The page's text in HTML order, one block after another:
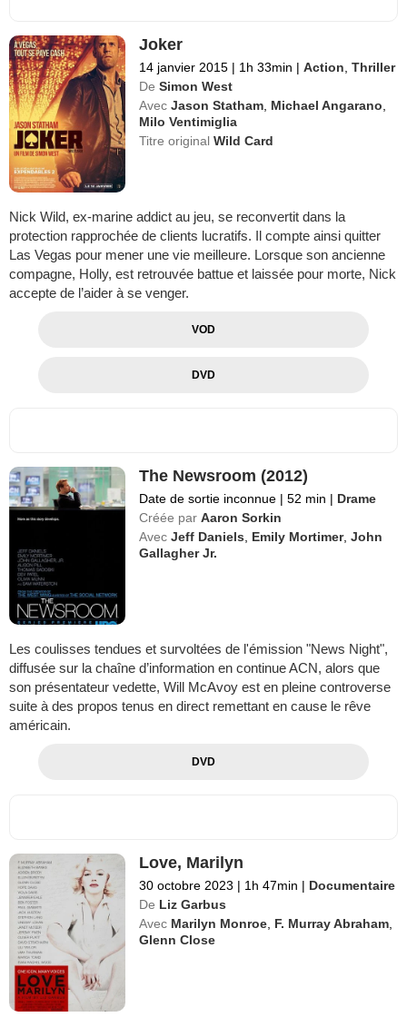
Joker
14 janvier 2015 | 1h 33min | Action ,Thriller
De Simon West
Avec Jason Statham Michael Angarano
Milo Ventimiglia
Titre originalWild Card
Nick Wild, ex-marine addict au jeu, se reconvertit dans la
protection rapprochée de clients lucratifs. Il compte ainsi quitter
Las Vegas pour mener une vie meilleure. Lorsque son ancienne
compagne, Holly, est retrouvée battue et laissée pour morte, Nick
accepte de l’aider à se venger.
VOD
DVD
The Newsroom (2012)
Date de sortie inconnue | 52 min | Drame
Créée par Aaron Sorkin
Avec Jeff Daniels, Emily Mortimer,John
Gallagher Jr.
Les coulisses tendues et survoltées de l'émission "News Night",
diffusée sur la chaîne d’information en continue ACN, alors que
son présentateur vedette, Will McAvoy est en pleine controverse
suite à des propos tenus en direct remettant en cause le rêve
américain.
DVD
Love, Marilyn
30 octobre 2023 | 1h 47min | Documentaire
De Liz Garbus
Avec Marilyn Monroe, F. Murray Abraham,
Glenn Close